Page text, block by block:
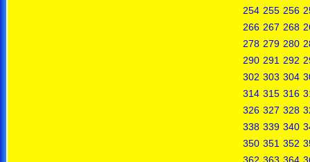
254 255 256
266 267 268
278 279 280
290 291 292
302 303 304
314 315 316
326 327 328
338 339 340
350 351 352